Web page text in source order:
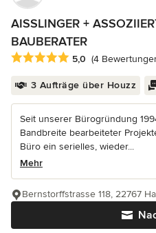
AISSLINGER +
BAUBERATER
Durchschnittliche Bewertung:
5,0 (4
3 Aufträge über Houzz
Seit unserer Bürogründung
Bandbreite bearbeiteter
Büro ein serielles, wieder...
Mehr
Bernstorffstrasse 118, 22767